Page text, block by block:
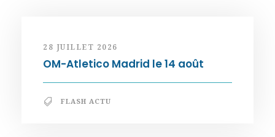
28 JUILLET 2026
OM-Atletico Madrid le 14 août
FLASH ACTU